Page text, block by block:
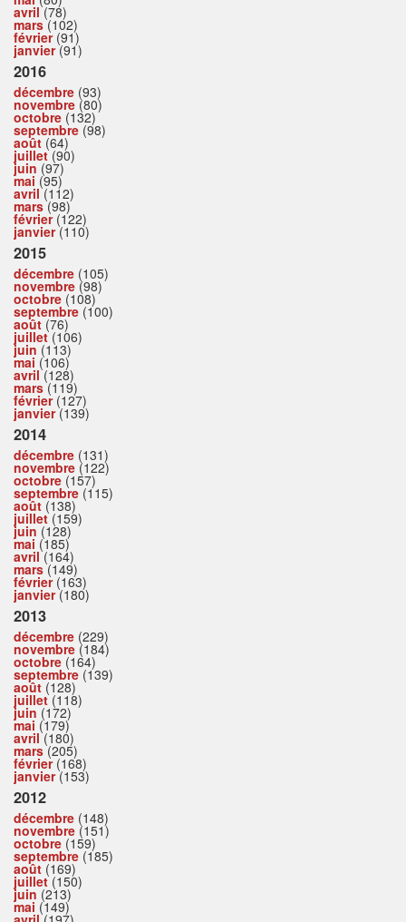
avril(78)
mars(102)
février(91)
janvier(91)
2016
décembre (93)
novembre (80)
octobre (132)
septembre (98)
août (64)
juillet(90)
juin (97)
mai (95)
avril(112)
mars(98)
février(122)
janvier(110)
2015
décembre (105)
novembre (98)
octobre (108)
septembre (100)
août (76)
juillet(106)
juin (113)
mai (106)
avril(128)
mars(119)
février(127)
janvier(139)
2014
décembre (131)
novembre (122)
octobre (157)
septembre (115)
août (138)
juillet(159)
juin (128)
mai (185)
avril(164)
mars(149)
février(163)
janvier(180)
2013
décembre (229)
novembre (184)
octobre (164)
septembre (139)
août (128)
juillet(118)
juin (172)
mai (179)
avril(180)
mars(205)
février(168)
janvier(153)
2012
décembre (148)
novembre (151)
octobre (159)
septembre (185)
août (169)
juillet(150)
juin (213)
mai (149)